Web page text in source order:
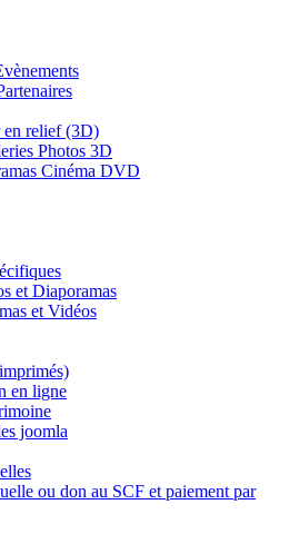
relief (3D)
Photos 3D
Cinéma DVD
et Diaporamas
et Vidéos
en ligne
joomla
ou don au SCF et paiement par